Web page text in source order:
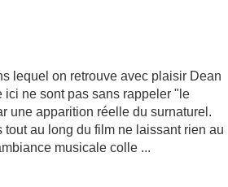
lequel on retrouve avec plaisir Dean
ne sont pas sans rappeler "le
une apparition réelle du surnaturel.
au long du film ne laissant rien au
musicale colle ...